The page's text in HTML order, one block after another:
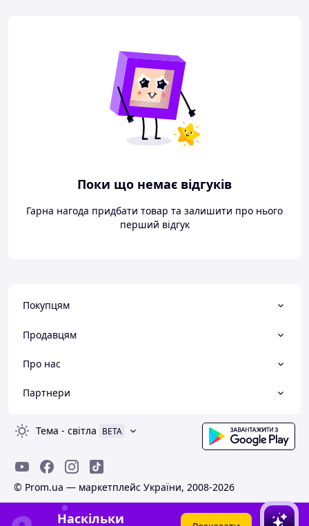
Поки що немає відгуків
Гарна нагода придбати товар та залишити про нього
перший відгук
Покупцям
Продавцям
Про нас
Партнери
Тема - світла BETA
© Prom.ua — маркетплейс України, 2008-2026
Наскільки